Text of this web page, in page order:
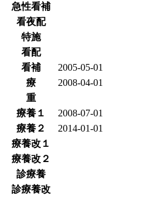
急性看補
看夜配
特施
看配
看補
2005-05-01
療
2008-04-01
重
療養１
2008-07-01
療養２
2014-01-01
療養改１
療養改２
診療養
診療養改